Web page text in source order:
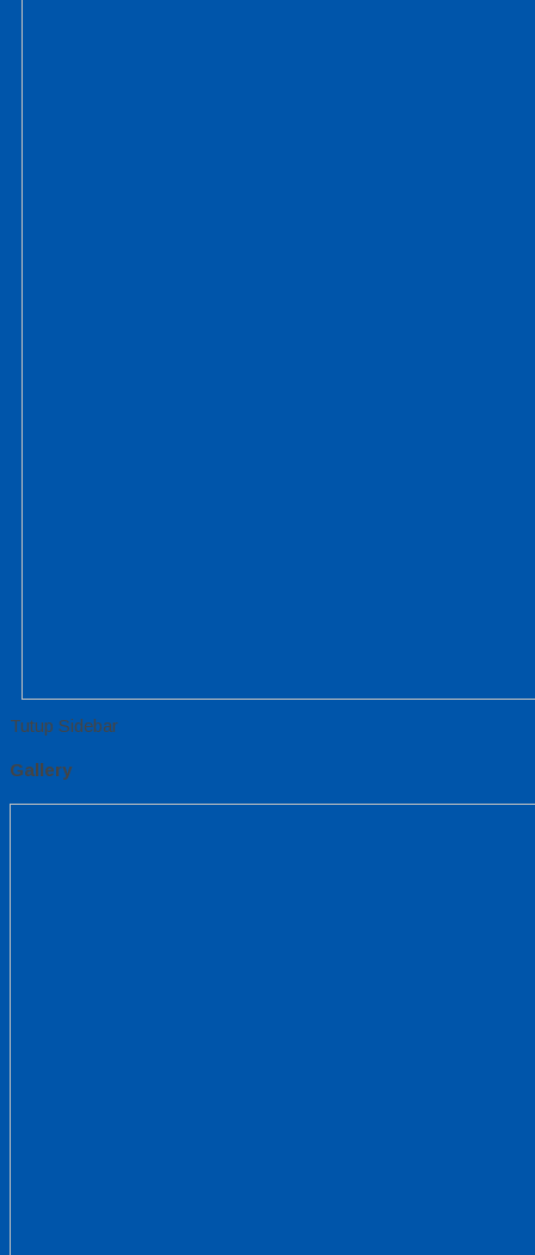
Tutup Sidebar
Gallery